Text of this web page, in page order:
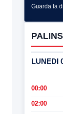
Guarda la
LUNEDI
00:00
02:00